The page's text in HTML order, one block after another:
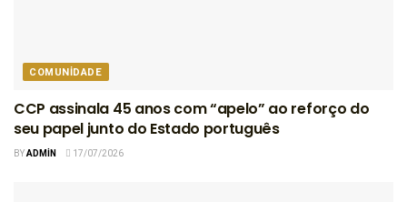
COMUNIDADE
CCP assinala 45 anos com “apelo” ao reforço do
seu papel junto do Estado português
BYADMIN 17/07/2026